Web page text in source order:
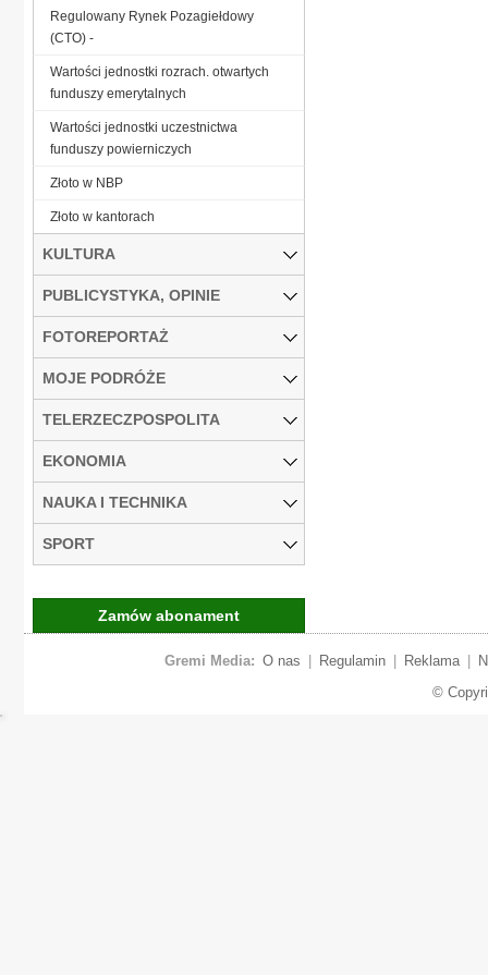
Regulowany Rynek Pozagiełdowy
(CTO) -
Wartości jednostki rozrach. otwartych
funduszy emerytalnych
Wartości jednostki uczestnictwa
funduszy powierniczych
Złoto w NBP
Złoto w kantorach
KULTURA
PUBLICYSTYKA, OPINIE
FOTOREPORTAŻ
MOJE PODRÓŻE
TELERZECZPOSPOLITA
EKONOMIA
NAUKA I TECHNIKA
SPORT
Zamów abonament
Gremi Media: O nas Regulamin Reklama
©